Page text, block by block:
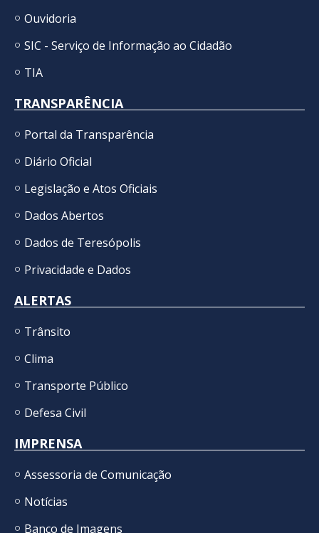
Ouvidoria
SIC - Serviço de Informação ao Cidadão
TIA
TRANSPARÊNCIA
Portal da Transparência
Diário Oficial
Legislação e Atos Oficiais
Dados Abertos
Dados de Teresópolis
Privacidade e Dados
ALERTAS
Trânsito
Clima
Transporte Público
Defesa Civil
IMPRENSA
Assessoria de Comunicação
Notícias
Banco de Imagens